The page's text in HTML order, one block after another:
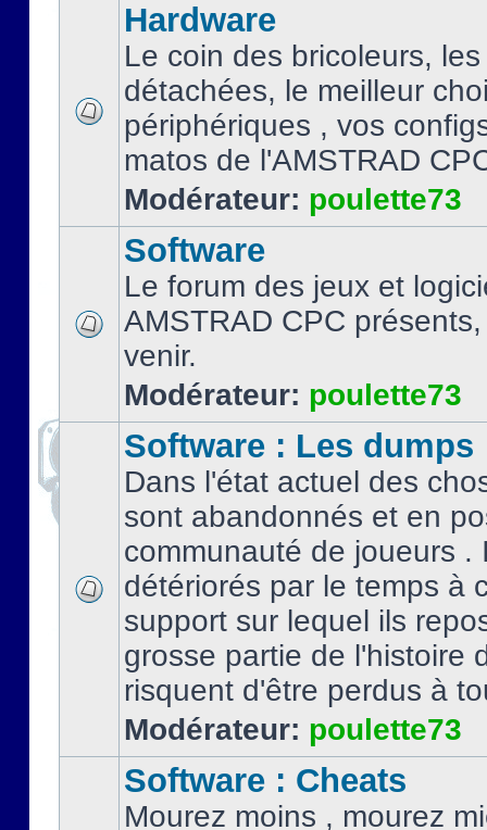
Hardware
Le coin des bricoleurs,
détachées, le meilleur
périphériques , vos
matos de l'AMSTRAD
Modérateur: poulette73
Software
Le forum des jeux et
AMSTRAD CPC
venir.
Modérateur: poulette73
Software : Les dumps
Dans l'état actuel des
sont abandonnés et en
communauté de joueurs .
détériorés par le temps à
support sur lequel ils
grosse partie de l'histoire
risquent d'être perdus à
Modérateur: poulette73
Software : Cheats
Mourez moins , mourez